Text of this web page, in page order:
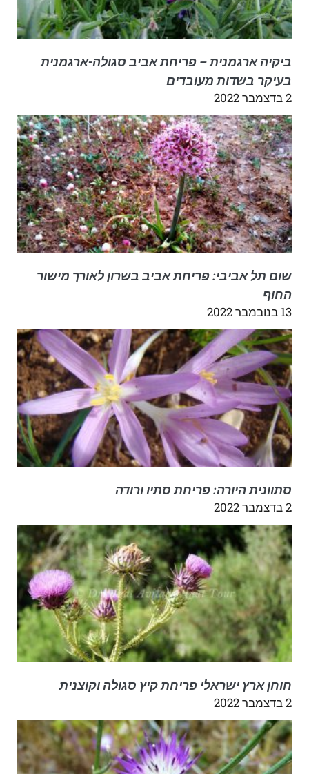
ביקיה ארגמנית – פריחת אביב סגולה-ארגמנית
בעיקר בשדות מעובדים
2 בדצמבר 2022
שום תל אביבי: פריחת אביב בשרון לאורך מישור
החוף
13 בנובמבר 2022
סתוונית היורה: פריחת סתיו ורודה
2 בדצמבר 2022
חוחן ארץ ישראלי פריחת קיץ סגולה וקוצנית
2 בדצמבר 2022